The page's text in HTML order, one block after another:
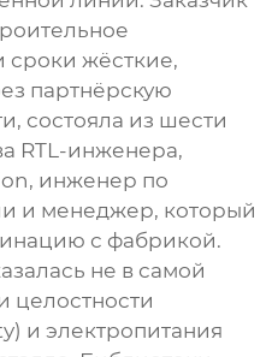
жёсткие,
партнёрскую
состояла из шести
RTL-инженера,
инженер по
и менеджер, который
с фабрикой.
не в самой
целостности
и электропитания